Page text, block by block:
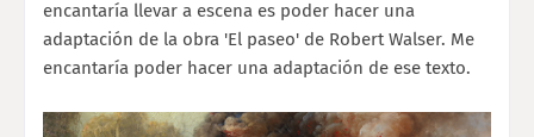
encantaría llevar a escena es poder hacer una
adaptación de la obra 'El paseo' de Robert Walser. Me
encantaría poder hacer una adaptación de ese texto.